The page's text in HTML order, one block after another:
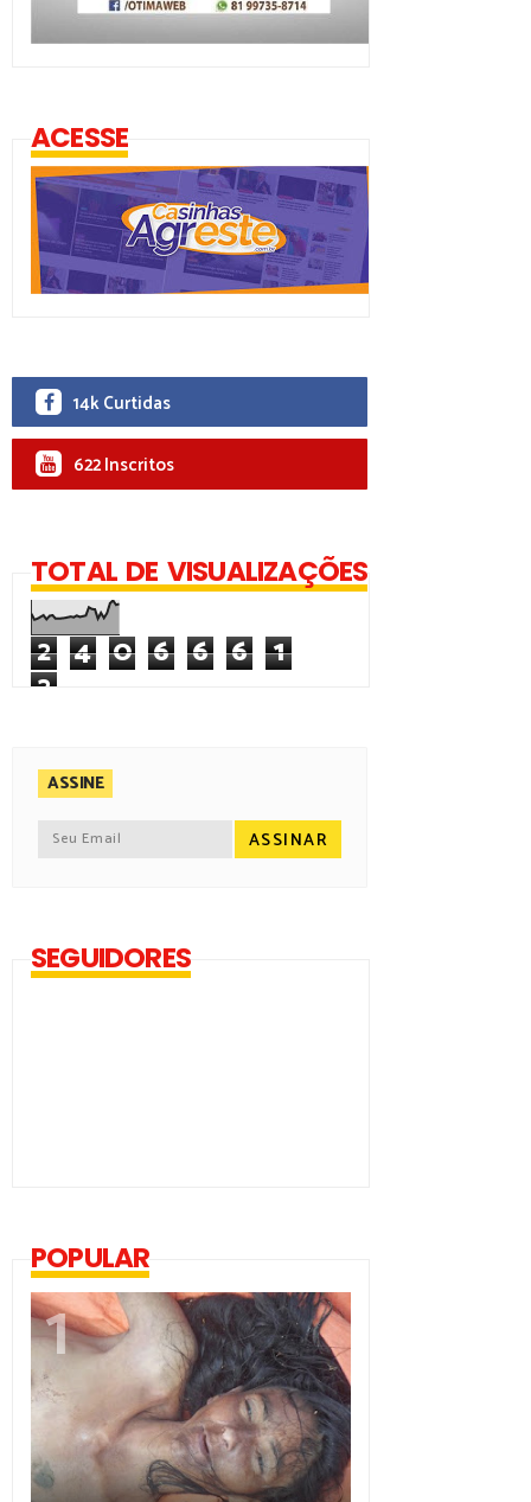
ACESSE
14k Curtidas
622 Inscritos
TOTAL DE VISUALIZAÇÕES
2 4 0 6 6 6 1
2
ASSINE
SEGUIDORES
POPULAR